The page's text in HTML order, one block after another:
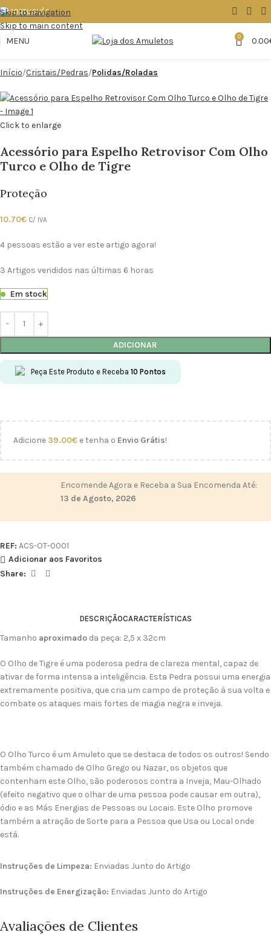
Skip to navigation
Skip to main content
MENU
0 0.00
Início Cristais/Pedras Polidas/Roladas
Click to enlarge
Acessório para Espelho Retrovisor Com Olho
Turco e Olho de Tigre
Proteção
10.70€ C/ IVA
4 pessoas estão a ver este artigo agora!
3 Artigos vendidos nas últimas 6 horas
Em stock
ADICIONAR
Peça Este Produto e Receba 10 Pontos
Adicione 39.00€ e tenha o Envio Grátis!
Encomende Agora e Receba a Sua Encomenda Até:
13 de Agosto, 2026
REF: ACS-OT-0001
Adicionar aos Favoritos
Share:
DESCRIÇÃOCARACTERÍSTICAS
Tamanho aproximado da peça: 2,5 x 32cm
O Olho de Tigre é uma poderosa pedra de clareza mental, capaz de
ativar de forma intensa a inteligência. Esta Pedra possui uma energia
extremamente positiva, que cria um campo de proteção à sua volta e
combate os ataques mais fortes de magia negra e inveja.
O Olho Turco é um Amuleto que se destaca de todos os outros! Sendo
também chamado de Olho Grego ou Nazar, os objetos que
contenham este Olho, são poderosos contra a Inveja, Mau-Olhado
(efeito negativo que o olhar de uma pessoa pode causar em outra),
ódio e as Más Energias de Pessoas ou Locais. Este Olho promove
também a atração de Sorte para a Pessoa que Usa ou Local onde
está.
Instruções de Limpeza: Enviadas Junto do Artigo
Instruções de Energização: Enviadas Junto do Artigo
Avaliações de Clientes